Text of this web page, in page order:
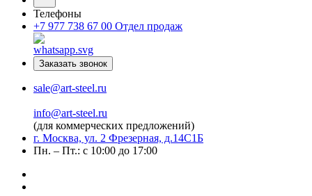
Телефоны
+7 977 738 67 00 Отдел продаж
Заказать звонок
sale@art-steel.ru
info@art-steel.ru
(для коммерческих предложений)
г. Москва, ул. 2 Фрезерная, д.14С1Б
Пн. – Пт.: с 10:00 до 17:00